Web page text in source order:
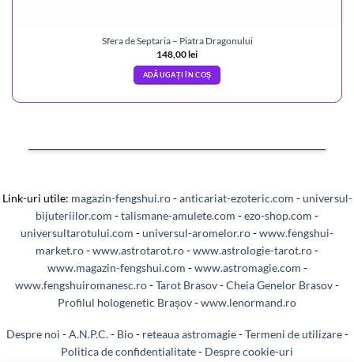
Sfera de Septaria – Piatra Dragonului
148,00lei
ADĂUGAȚI ÎN COȘ
Link-uri utile: magazin-fengshui.ro-anticariat-ezoteric.com -universul-
bijuteriilor.com -talismane-amulete.com -ezo-shop.com -
universultarotului.com -universul-aromelor.ro-www.fengshui-
market.ro-www.astrotarot.ro-www.astrologie-tarot.ro-
www.magazin-fengshui.com -www.astromagie.com -
www.fengshuiromanesc.ro-Tarot Brasov-Cheia Genelor Brasov-
Profilul hologenetic Brașov-www.lenormand.ro
Despre noi -A.N.P.C.- Bio- reteaua astromagie-Termeni de utilizare-
Politica de confidentialitate- Despre cookie-uri